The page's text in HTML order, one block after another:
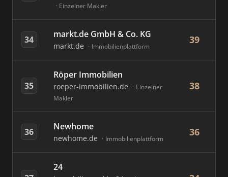
Einzelner Makler
34 markt.de GmbH & Co. KG
markt.de Immobilienplattform
39
35
Röper Immobilien
roeper-immobilien.de
Einzelner
Makler
38
36 Newhome
newhome.de Immobilienplattform
36
24